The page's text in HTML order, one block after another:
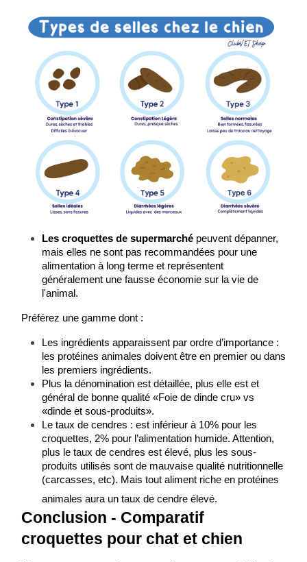
Les croquettes de supermarché peuvent dépanner,
mais elles ne sont pas recommandées pour une
alimentation à long terme et représentent
généralement une fausse économie sur la vie de
l'animal.
Préférez une gamme dont :
Les ingrédients apparaissent par ordre d’importance :
les protéines animales doivent être en premier ou dans
les premiers ingrédients.
Plus la dénomination est détaillée, plus elle est et
général de bonne qualité «Foie de dinde cru» vs
«dinde et sous-produits».
Le taux de cendres : est inférieur à 10% pour les
croquettes, 2% pour l’alimentation humide. Attention,
plus le taux de cendres est élevé, plus les sous-
produits utilisés sont de mauvaise qualité nutritionnelle
(carcasses, etc). Mais tout aliment riche en protéines
animales aura un taux de cendre élevé.
Conclusion - ​Comparatif
croquettes pour chat et chien